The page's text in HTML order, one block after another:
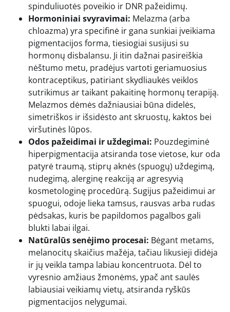
spinduliuotės poveikio ir DNR pažeidimų.
Hormoniniai svyravimai: Melazma (arba
chloazma) yra specifinė ir gana sunkiai įveikiama
pigmentacijos forma, tiesiogiai susijusi su
hormonų disbalansu. Ji itin dažnai pasireiškia
nėštumo metu, pradėjus vartoti geriamuosius
kontraceptikus, patiriant skydliaukės veiklos
sutrikimus ar taikant pakaitinę hormonų terapiją.
Melazmos dėmės dažniausiai būna didelės,
simetriškos ir išsidėsto ant skruostų, kaktos bei
viršutinės lūpos.
Odos pažeidimai ir uždegimai: Pouzdegiminė
hiperpigmentacija atsiranda tose vietose, kur oda
patyrė traumą, stiprų aknės (spuogų) uždegimą,
nudegimą, alerginę reakciją ar agresyvią
kosmetologinę procedūrą. Sugijus pažeidimui ar
spuogui, odoje lieka tamsus, rausvas arba rudas
pėdsakas, kuris be papildomos pagalbos gali
blukti labai ilgai.
Natūralūs senėjimo procesai: Bėgant metams,
melanocitų skaičius mažėja, tačiau likusieji didėja
ir jų veikla tampa labiau koncentruota. Dėl to
vyresnio amžiaus žmonėms, ypač ant saulės
labiausiai veikiamų vietų, atsiranda ryškūs
pigmentacijos nelygumai.